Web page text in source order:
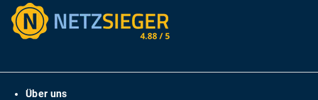
Über uns